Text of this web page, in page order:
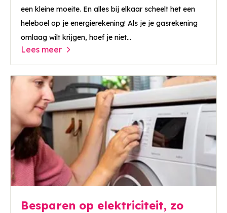
een kleine moeite. En alles bij elkaar scheelt het een
heleboel op je energierekening! Als je je gasrekening
omlaag wilt krijgen, hoef je niet...
Lees meer
Besparen op elektriciteit, zo